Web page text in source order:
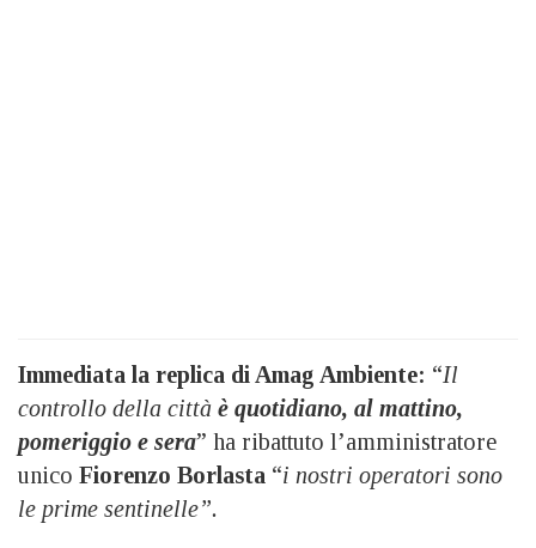
Immediata la replica di Amag Ambiente: “Il
controllo della città è quotidiano, al mattino,
pomeriggio e sera” ha ribattuto l’amministratore
unico Fiorenzo Borlasta “i nostri operatori sono
le prime sentinelle”.